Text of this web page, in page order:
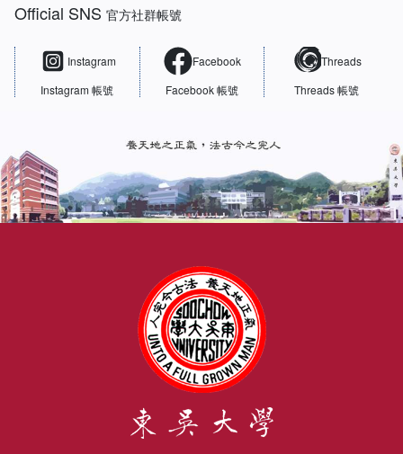
Official SNS官方社群帳號
Instagram
Instagram 帳號
Facebook
Facebook 帳號
Threads
Threads 帳號